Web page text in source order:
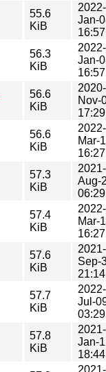
55.6
KiB
2022-
Jan-
16:57
56.3
KiB
2022-
Jan-
16:57
56.6
KiB
2020-
Nov-
17:29
56.6
KiB
2022-
Mar-
16:27
57.3
KiB
2021-
Aug-
06:29
57.4
KiB
2022-
Mar-
16:27
57.6
KiB
2021-
Sep-
21:14
57.7
KiB
2022-
Jul-
03:29
57.8
KiB
2021-
Jan-
18:44
2021-